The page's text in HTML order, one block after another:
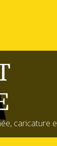
caricature